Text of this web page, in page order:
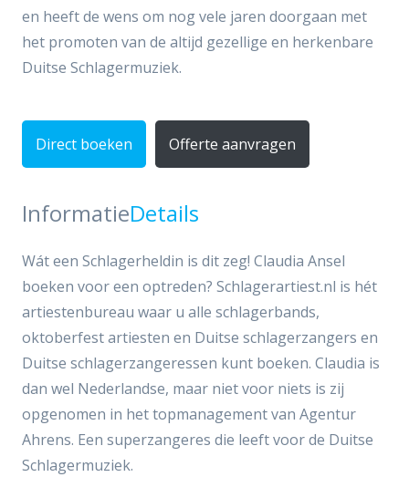
en heeft de wens om nog vele jaren doorgaan met
het promoten van de altijd gezellige en herkenbare
Duitse Schlagermuziek.
Direct boeken Offerte aanvragen
InformatieDetails
Wát een Schlagerheldin is dit zeg! Claudia Ansel
boeken voor een optreden? Schlagerartiest.nl is hét
artiestenbureau waar u alle schlagerbands,
oktoberfest artiesten en Duitse schlagerzangers en
Duitse schlagerzangeressen kunt boeken. Claudia is
dan wel Nederlandse, maar niet voor niets is zij
opgenomen in het topmanagement van Agentur
Ahrens. Een superzangeres die leeft voor de Duitse
Schlagermuziek.